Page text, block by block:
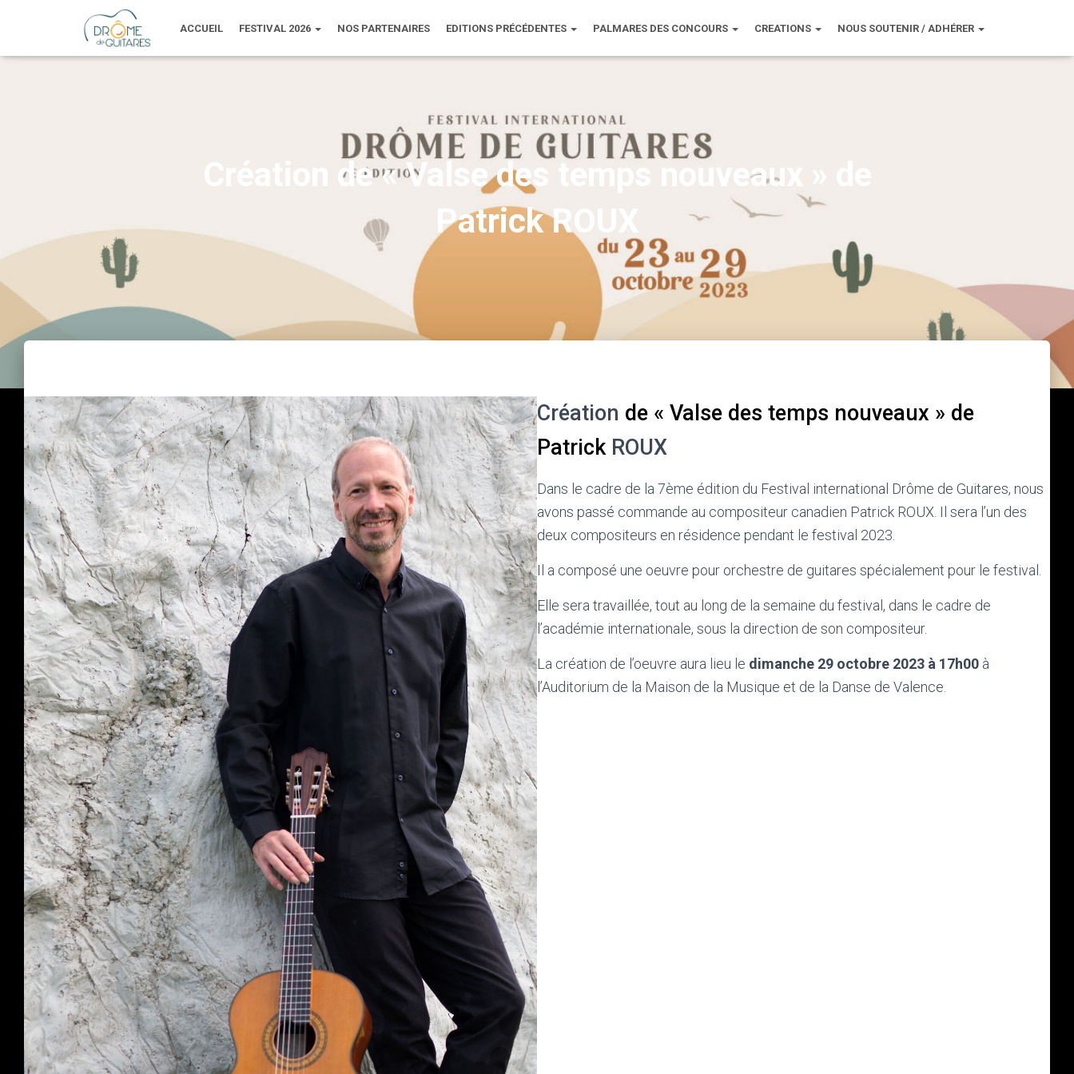
ACCUEIL FESTIVAL 2026 NOS PARTENAIRES EDITIONS PRÉCÉDENTES PALMARES DES CONCOURS CREATIONS NOUS SOUTENIR / ADHÉRER
Création de « Valse des temps nouveaux » de
Patrick ROUX
Création de « Valse des temps nouveaux » de
Patrick ROUX
Dans le cadre de la 7ème édition du Festival international Drôme de Guitares, nous
avons passé commande au compositeur canadien Patrick ROUX. Il sera l’un des
deux compositeurs en résidence pendant le festival 2023.
Il a composé une oeuvre pour orchestre de guitares spécialement pour le festival.
Elle sera travaillée, tout au long de la semaine du festival, dans le cadre de
l’académie internationale, sous la direction de son compositeur.
La création de l’oeuvre aura lieu le dimanche 29 octobre 2023 à 17h00 à
l’Auditorium de la Maison de la Musique et de la Danse de Valence.